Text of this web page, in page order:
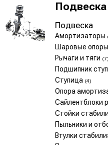
Подвеска
Амортизаторы
Шаровые опоры
Рычаги и тяги (7)
Подшипник
Ступица (4)
Опора
Сайлентблоки
Стойки
Пыльники и
Втулки